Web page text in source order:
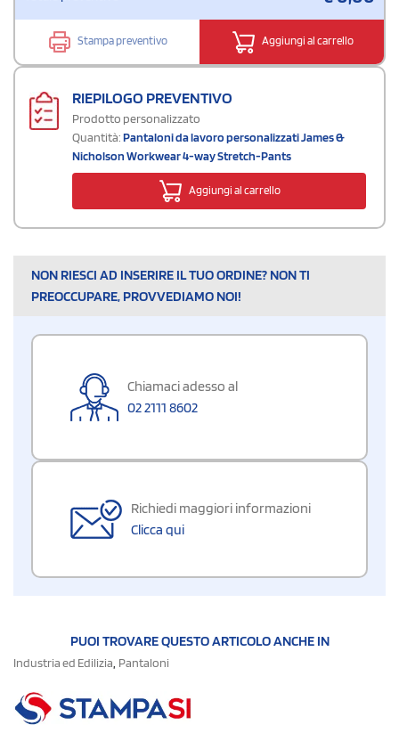
Stampa preventivo Aggiungi al carrello
RIEPILOGO PREVENTIVO
Prodotto personalizzato
Quantità:Pantaloni da lavoro personalizzati James &
Nicholson Workwear 4-way Stretch-Pants
Aggiungi al carrello
NON RIESCI AD INSERIRE IL TUO ORDINE? NON TI
PREOCCUPARE, PROVVEDIAMO NOI!
Chiamaci adesso al
02 2111 8602
Richiedi maggiori informazioni
Clicca qui
PUOI TROVARE QUESTO ARTICOLO ANCHE IN
Industria ed Edilizia, Pantaloni